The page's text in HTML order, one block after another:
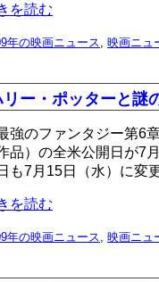
を読む
年の映画ニュース 映画ニュ
リー・ポッターと
強のファンタジー第6
品）の全米公開日が7
も7月15日（水）に変
を読む
年の映画ニュース 映画ニュ